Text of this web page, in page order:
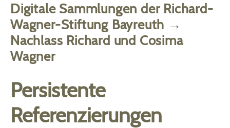
Digitale Sammlungen der Richard-
Wagner-Stiftung Bayreuth →
Nachlass Richard und Cosima
Wagner
Persistente
Referenzierungen